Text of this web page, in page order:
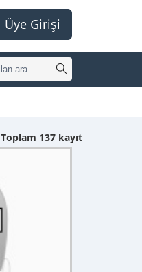
Üye Girişi
Toplam 137 kayıt